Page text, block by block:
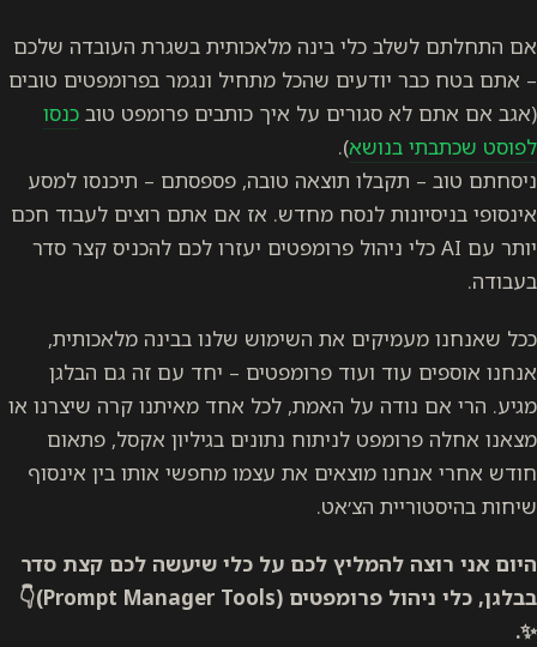
אם התחלתם לשלב כלי בינה מלאכותית בשגרת העובדה שלכם
– אתם בטח כבר יודעים שהכל מתחיל ונגמר בפרומפטים טובים
(אגב אם אתם לא סגורים על איך כותבים פרומפט טוב כנסו
לפוסט שכתבתי בנושא).
ניסחתם טוב – תקבלו תוצאה טובה, פספסתם – תיכנסו למסע
אינסופי בניסיונות לנסח מחדש. אז אם אתם רוצים לעבוד חכם
יותר עם AI כלי ניהול פרומפטים יעזרו לכם להכניס קצר סדר
בעבודה.
ככל שאנחנו מעמיקים את השימוש שלנו בבינה מלאכותית,
אנחנו אוספים עוד ועוד פרומפטים – יחד עם זה גם הבלגן
מגיע. הרי אם נודה על האמת, לכל אחד מאיתנו קרה שיצרנו או
מצאנו אחלה פרומפט לניתוח נתונים בגיליון אקסל, פתאום
חודש אחרי אנחנו מוצאים את עצמו מחפשי אותו בין אינסוף
שיחות בהיסטוריית הצ׳אט.
היום אני רוצה להמליץ לכם על כלי שיעשה לכם קצת סדר
בבלגן, כלי ניהול פרומפטים (Prompt Manager Tools)👇
✨.